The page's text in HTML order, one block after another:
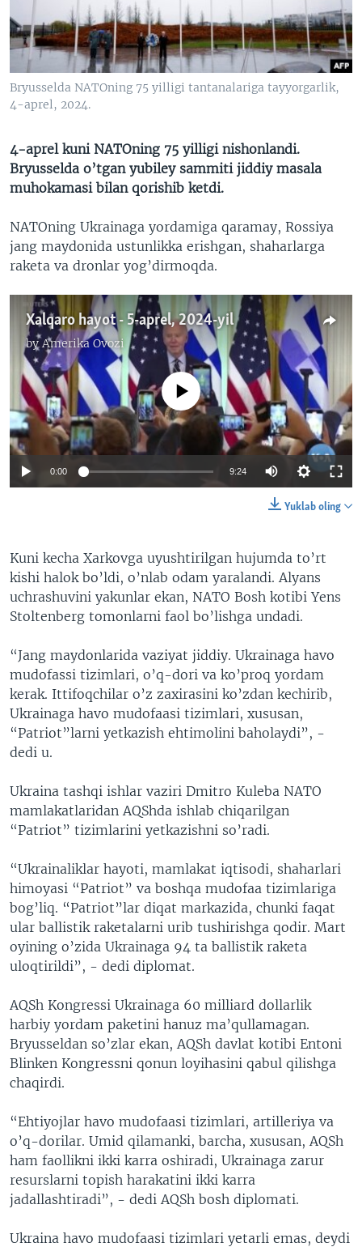
XABARLAR SURATLARDA
ODNOKLASSNIKI
TELEGRAM
TWITTER
SOUNDCLOUD
VOA
Bryusselda NATOning 75 yilligi tantanalariga tayyorgarlik,
4-aprel, 2024.
4-aprel kuni NATOning 75 yilligi nishonlandi.
Bryusselda o’tgan yubiley sammiti jiddiy masala
muhokamasi bilan qorishib ketdi.
NATOning Ukrainaga yordamiga qaramay, Rossiya
jang maydonida ustunlikka erishgan, shaharlarga
raketa va dronlar yog’dirmoqda.
Xalqaro hayot - 5-aprel, 2024-yil
byAmerika Ovozi
No media source currently available
0:00 9:24
Yuklab oling
Kuni kecha Xarkovga uyushtirilgan hujumda to’rt
kishi halok bo’ldi, o’nlab odam yaralandi. Alyans
uchrashuvini yakunlar ekan, NATO Bosh kotibi Yens
Stoltenberg tomonlarni faol bo’lishga undadi.
“Jang maydonlarida vaziyat jiddiy. Ukrainaga havo
mudofassi tizimlari, o’q-dori va ko’proq yordam
kerak. Ittifoqchilar o’z zaxirasini ko’zdan kechirib,
Ukrainaga havo mudofaasi tizimlari, xususan,
“Patriot”larni yetkazish ehtimolini baholaydi”, -
dedi u.
Ukraina tashqi ishlar vaziri Dmitro Kuleba NATO
mamlakatlaridan AQShda ishlab chiqarilgan
“Patriot” tizimlarini yetkazishni so’radi.
“Ukrainaliklar hayoti, mamlakat iqtisodi, shaharlari
himoyasi “Patriot” va boshqa mudofaa tizimlariga
bog’liq. “Patriot”lar diqat markazida, chunki faqat
ular ballistik raketalarni urib tushirishga qodir. Mart
oyining o’zida Ukrainaga 94 ta ballistik raketa
uloqtirildi”, - dedi diplomat.
AQSh Kongressi Ukrainaga 60 milliard dollarlik
harbiy yordam paketini hanuz ma’qullamagan.
Bryusseldan so’zlar ekan, AQSh davlat kotibi Entoni
Blinken Kongressni qonun loyihasini qabul qilishga
chaqirdi.
“Ehtiyojlar havo mudofaasi tizimlari, artilleriya va
o’q-dorilar. Umid qilamanki, barcha, xususan, AQSh
ham faollikni ikki karra oshiradi, Ukrainaga zarur
resurslarni topish harakatini ikki karra
jadallashtiradi”, - dedi AQSh bosh diplomati.
Ukraina havo mudofaasi tizimlari yetarli emas, deydi